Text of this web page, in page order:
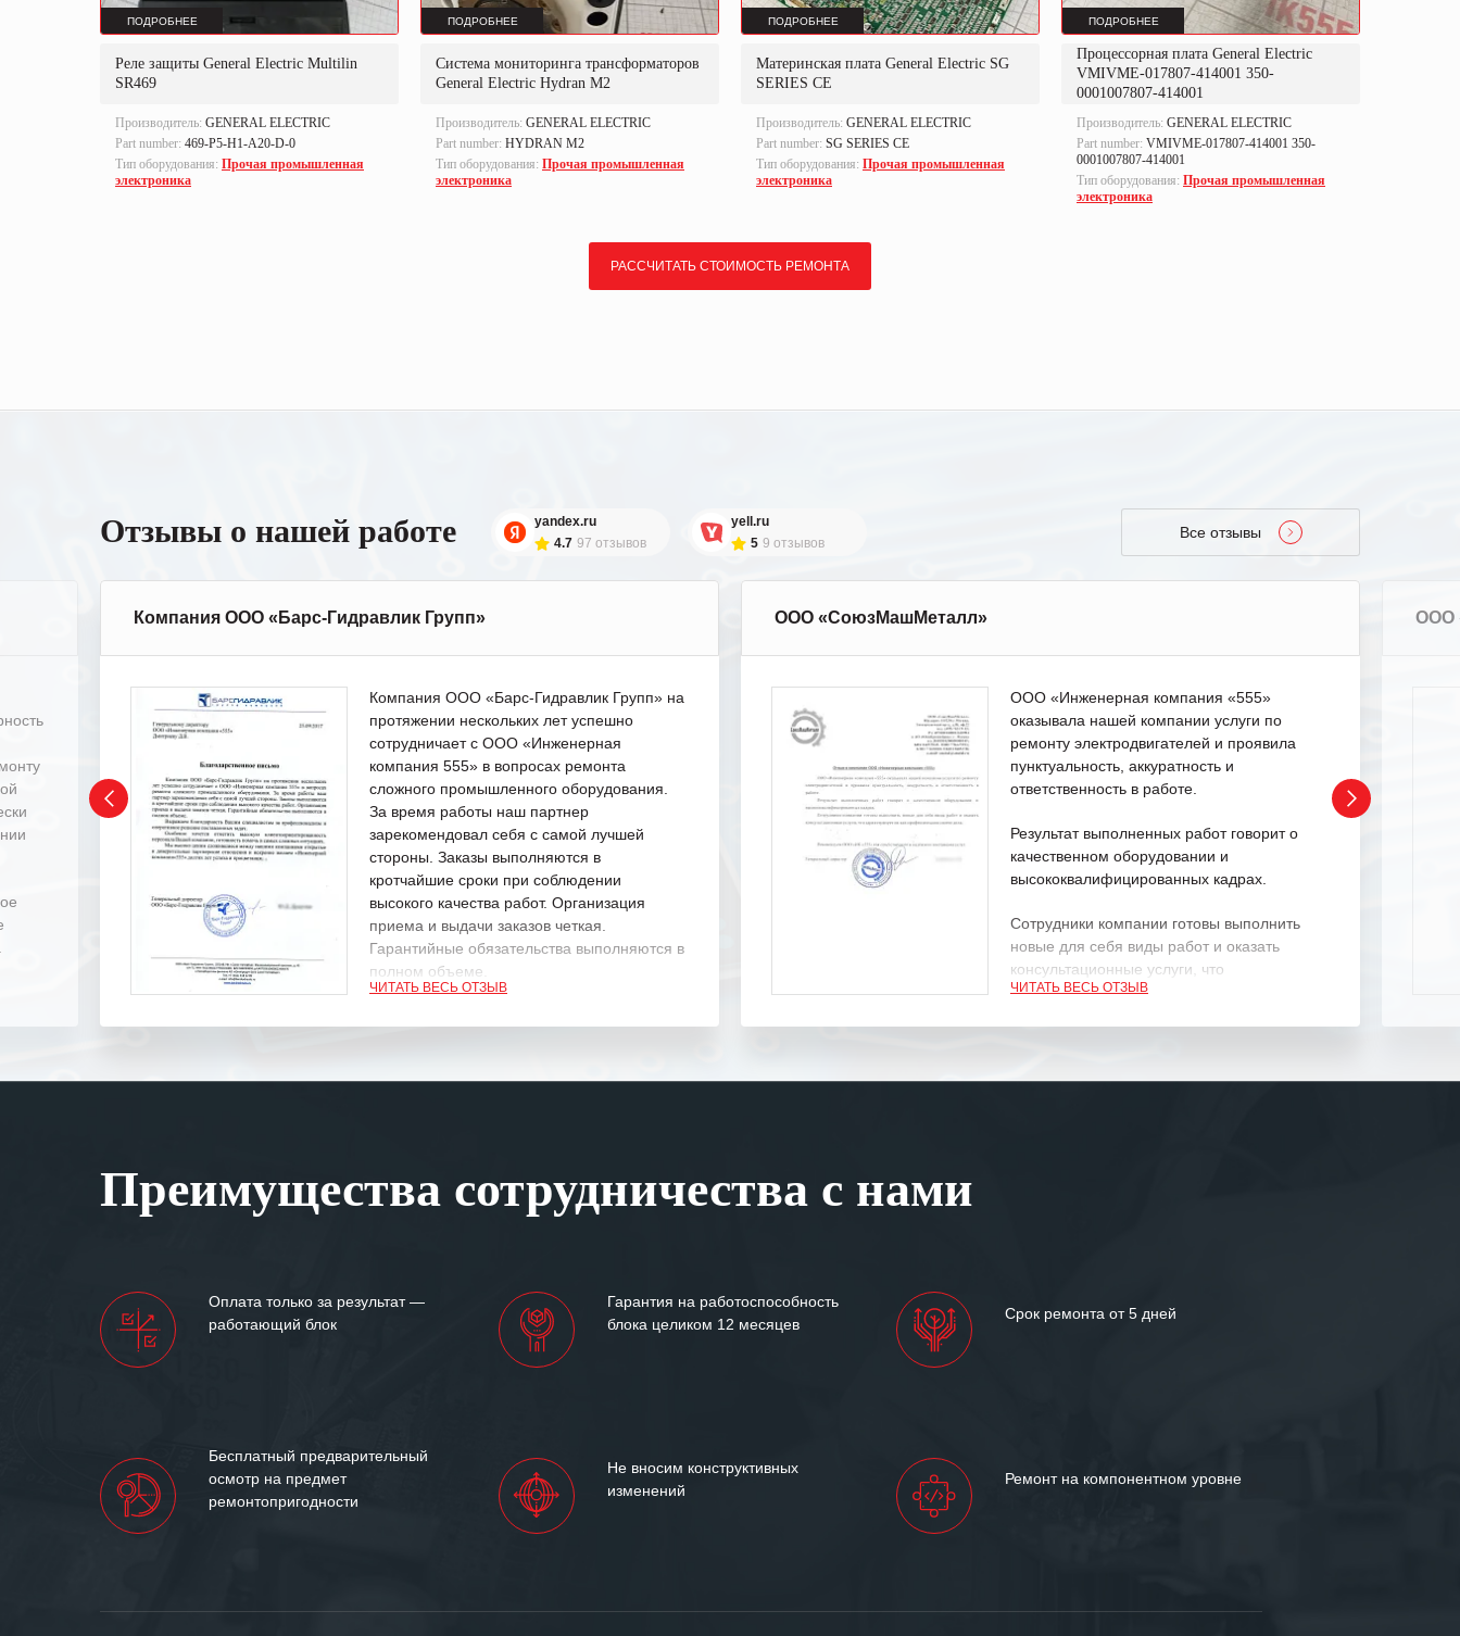
ПОДРОБНЕЕ
Реле защиты General Electric Multilin
SR469
Производитель: GENERAL ELECTRIC
Part number: 469-P5-H1-A20-D-0
Тип оборудования: Прочая промышленная
электроника
ПОДРОБНЕЕ
Система мониторинга трансформаторов
General Electric Hydran M2
Производитель: GENERAL ELECTRIC
Part number: HYDRAN M2
Тип оборудования: Прочая промышленная
электроника
ПОДРОБНЕЕ
Материнская плата General Electric SG
SERIES CE
Производитель: GENERAL ELECTRIC
Part number: SG SERIES CE
Тип оборудования: Прочая промышленная
электроника
ПОДРОБНЕЕ
Процессорная плата General Electric
VMIVME-017807-414001 350-
0001007807-414001
Производитель: GENERAL ELECTRIC
Part number: VMIVME-017807-414001 350-
0001007807-414001
Тип оборудования: Прочая промышленная
электроника
РАССЧИТАТЬ СТОИМОСТЬ РЕМОНТА
Отзывы о нашей работе
yandex.ru
4.7 97 отзывов
yell.ru
5 9 отзывов
Все отзывы
Компания ООО «Барс-Гидравлик Групп»
Компания ООО «Барс-Гидравлик Групп» на
протяжении нескольких лет успешно
сотрудничает с ООО «Инженерная
компания 555» в вопросах ремонта
сложного промышленного оборудования.
За время работы наш партнер
зарекомендовал себя с самой лучшей
стороны. Заказы выполняются в
кротчайшие сроки при соблюдении
высокого качества работ. Организация
приема и выдачи заказов четкая.
Гарантийные обязательства выполняются в
полном объеме.
Мы высоко ценим сложившиеся между
«555» долгих лет успеха и процветания.
ЧИТАТЬ ВЕСЬ ОТЗЫВ
ООО «СоюзМашМеталл»
ООО «Инженерная компания «555»
оказывала нашей компании услуги по
ремонту электродвигателей и проявила
пунктуальность, аккуратность и
ответственность в работе.
Результат выполненных работ говорит о
качественном оборудовании и
высококвалифицированных кадрах.
Сотрудники компании готовы выполнить
новые для себя виды работ и оказать
консультационные услуги, что
характеризует их как профессионалов
ответственного и надежного поставщика
ЧИТАТЬ ВЕСЬ ОТЗЫВ
ООО
Преимущества сотрудничества с нами
Оплата только за результат —
работающий блок
Гарантия на работоспособность
блока целиком 12 месяцев
Срок ремонта от 5 дней
Бесплатный предварительный
осмотр на предмет
ремонтопригодности
Не вносим конструктивных
изменений
Ремонт на компонентном уровне